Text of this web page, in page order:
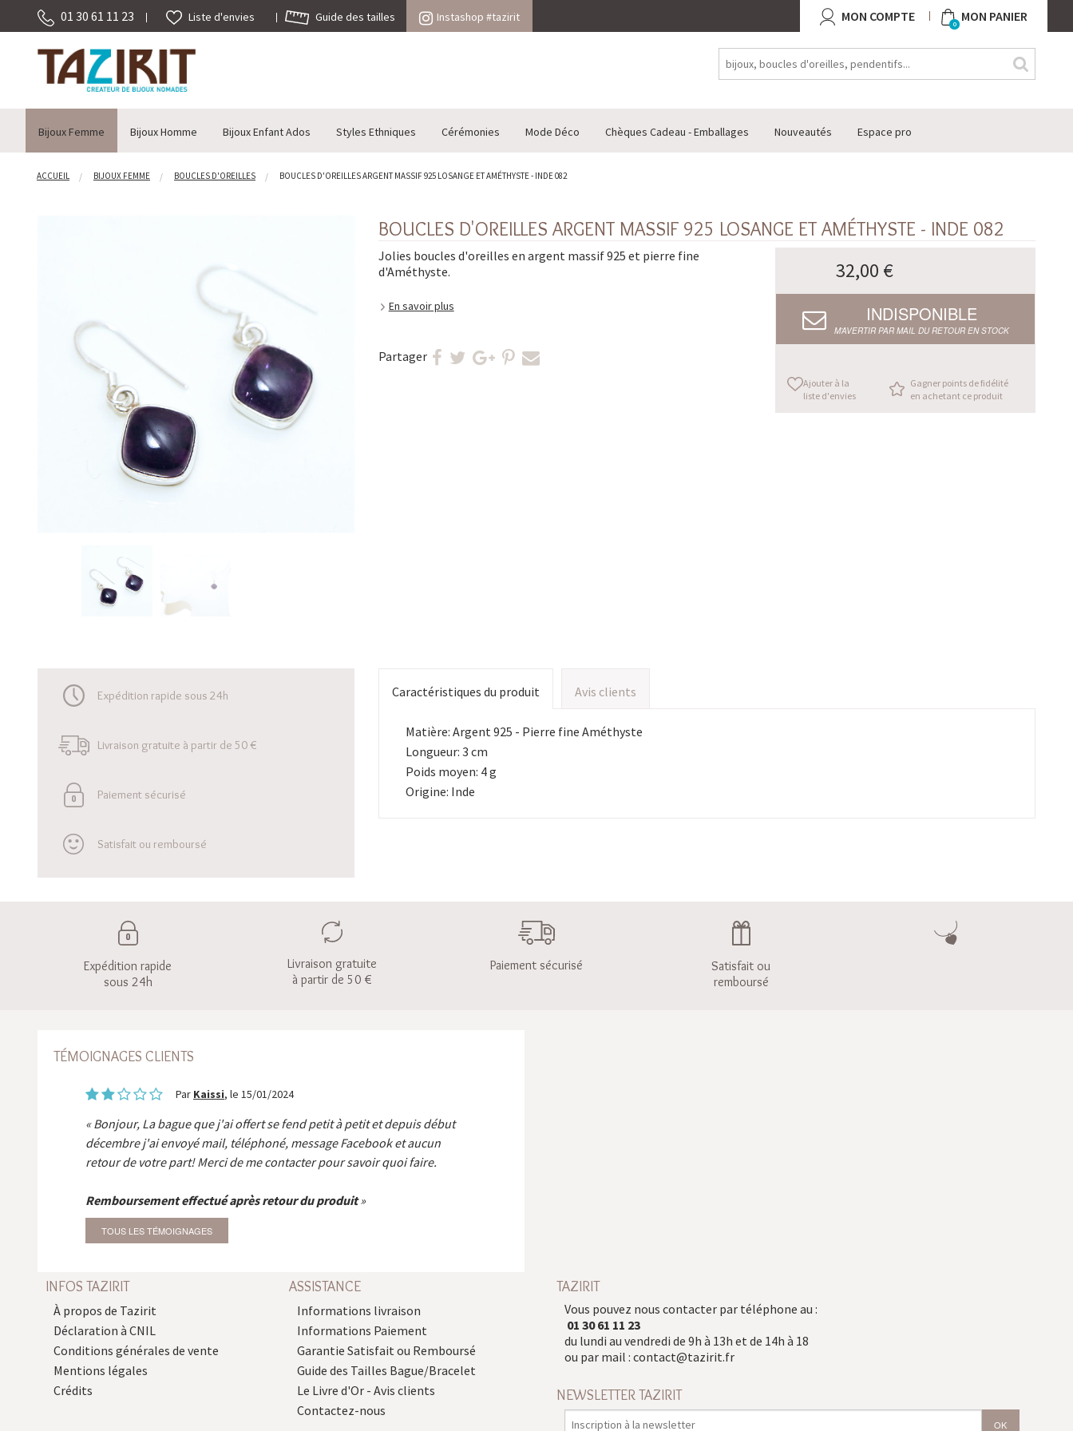
01 30 61 11 23 Liste d'envies Guide des tailles Instashop #tazirit MON COMPTE 0 MON PANIER
Bijoux Femme Bijoux Homme Bijoux Enfant Ados Styles Ethniques Cérémonies Mode Déco Chèques Cadeau - Emballages Nouveautés Espace pro
ACCUEIL BIJOUX FEMME BOUCLES D'OREILLES BOUCLES D'OREILLES ARGENT MASSIF 925 LOSANGE ET AMÉTHYSTE - INDE 082
BOUCLES D'OREILLES ARGENT MASSIF 925 LOSANGE ET AMÉTHYSTE - INDE 082
Jolies boucles d'oreilles en argent massif 925 et pierre fine
d'Améthyste.
En savoir plus
Partager
32,00 €
INDISPONIBLE
M’AVERTIR PAR MAIL DU RETOUR EN STOCK
Ajouter à la
liste d'envies
Gagner points de fidélité
en achetant ce produit
Expédition rapide sous 24h
Livraison gratuite à partir de 50 €
Paiement sécurisé
Satisfait ou remboursé
Caractéristiques du produit Avis clients
Matière: Argent 925 - Pierre fine Améthyste
Longueur: 3 cm
Poids moyen: 4 g
Origine: Inde
Expédition rapide
sous 24h
Livraison gratuite
à partir de 50 €
Paiement sécurisé
Satisfait ou
remboursé
TÉMOIGNAGES CLIENTS
Par Kaissi, le 15/01/2024
Bonjour, La bague que j'ai offert se fend petit à petit et depuis début
décembre j'ai envoyé mail, téléphoné, message Facebook et aucun
retour de votre part! Merci de me contacter pour savoir quoi faire.
Remboursement effectué après retour du produit
TOUS LES TÉMOIGNAGES
INFOS TAZIRIT
À propos de Tazirit
Déclaration à CNIL
Conditions générales de vente
Mentions légales
Crédits
ASSISTANCE
Informations livraison
Informations Paiement
Garantie Satisfait ou Remboursé
Guide des Tailles Bague/Bracelet
Le Livre d'Or - Avis clients
Contactez-nous
TAZIRIT
Vous pouvez nous contacter par téléphone au :
01 30 61 11 23
du lundi au vendredi de 9h à 13h et de 14h à 18
ou par mail : contact@tazirit.fr
NEWSLETTER TAZIRIT